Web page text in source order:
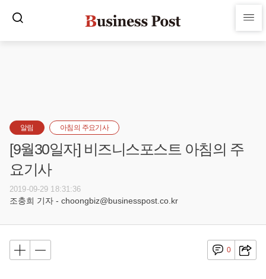
알림 아침의 주요기사
[9월30일자] 비즈니스포스트 아침의 주
요기사
2019-09-29 18:31:36
조충희 기자 - choongbiz@businesspost.co.kr
0